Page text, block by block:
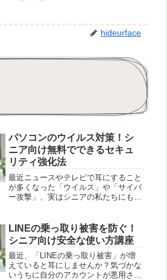
hideurface
パソコンのウイルス対策！シ
ニア向け無料でできるセキュ
リティ強化法
最近ニュースやテレビで耳にすること
が多くなった「ウイルス」や「サイバ
ー攻撃」、実はシニアの私たちにも無
まれる可能性も…。でもご安心を！パ
ソコンが苦手な方でもできる、無料＆
カ...
LINEの乗っ取り被害を防ぐ！
シニア向け安全な使い方講座
最近、「LINEの乗っ取り被害」が増
えていると耳にしませんか？気づかな
いうちに自分のアカウントが悪用さ